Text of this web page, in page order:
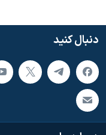
دنبال کنید